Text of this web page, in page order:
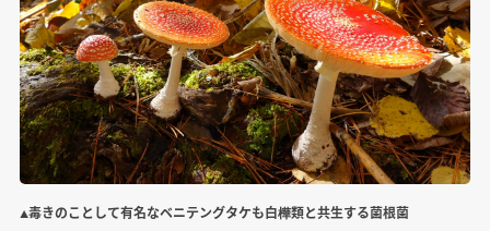
▲毒きのことして有名なベニテングタケも白樺類と共生する菌根菌